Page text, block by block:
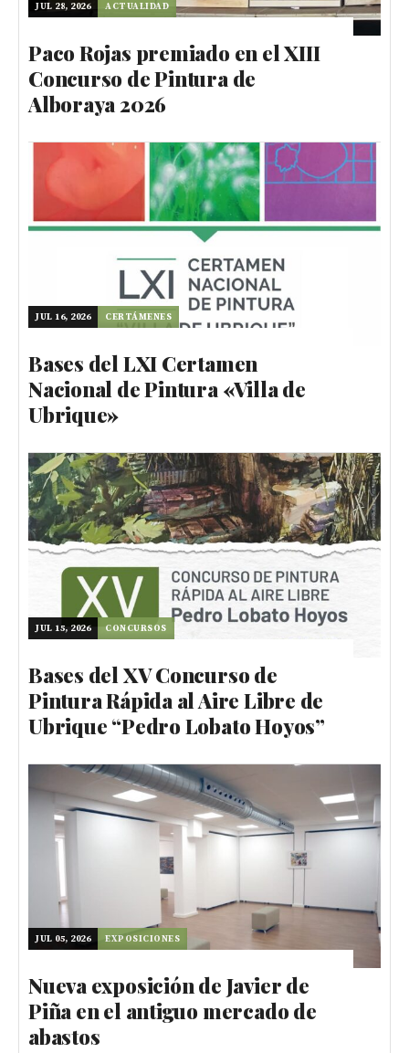
JUL 28, 2026 ACTUALIDAD
Paco Rojas premiado en el XIII
Concurso de Pintura de
Alboraya 2026
JUL 16, 2026 CERTÁMENES
Bases del LXI Certamen
Nacional de Pintura «Villa de
Ubrique»
JUL 15, 2026 CONCURSOS
Bases del XV Concurso de
Pintura Rápida al Aire Libre de
Ubrique “Pedro Lobato Hoyos”
JUL 05, 2026 EXPOSICIONES
Nueva exposición de Javier de
Piña en el antiguo mercado de
abastos